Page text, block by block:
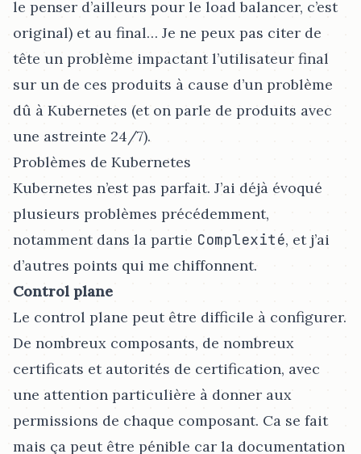
le penser d’ailleurs pour le load balancer, c’est
original) et au final…​ Je ne peux pas citer de
tête un problème impactant l’utilisateur final
sur un de ces produits à cause d’un problème
dû à Kubernetes (et on parle de produits avec
une astreinte 24/7).
Problèmes de Kubernetes
Kubernetes n’est pas parfait. J’ai déjà évoqué
plusieurs problèmes précédemment,
notamment dans la partie Complexité, et j’ai
d’autres points qui me chiffonnent.
Control plane
Le control plane peut être difficile à configurer.
De nombreux composants, de nombreux
certificats et autorités de certification, avec
une attention particulière à donner aux
permissions de chaque composant. Ca se fait
mais ça peut être pénible car la documentation